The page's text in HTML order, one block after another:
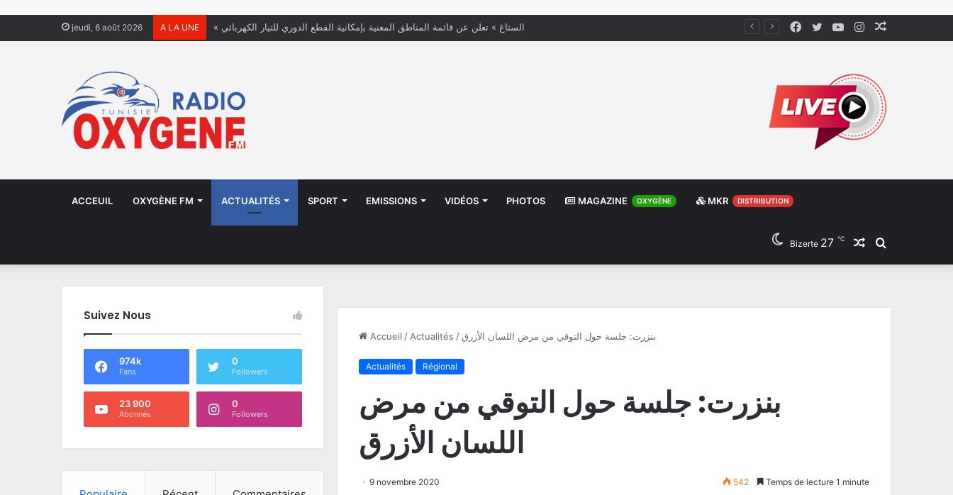
jeudi, 6 août 2026 A LA UNE « الستاغ » تعلن عن قائمة المناطق المعنية بإمكانية القطع الدوري للتيار الكهربائي Instagram
YouTube
Twitter
Facebook
ACCEUIL OXYGÈNE FM ACTUALITÉS SPORT EMISSIONS VIDÉOS PHOTOS MAGAZINE OXYGÈNE MKR DISTRIBUTION
Rechercher
Article
Bizerte 27 ℃
Accueil / Actualités /بنزرت: جلسة حول التوقي من مرض اللسان الأزرق
Actualités Régional
بنزرت: جلسة حول التوقي من مرض
اللسان الأزرق
9 novembre 2020 542 Temps de lecture 1 minute
Suivez Nous
974k
Fans
0
Followers
23 900
Abonnés
0
Followers